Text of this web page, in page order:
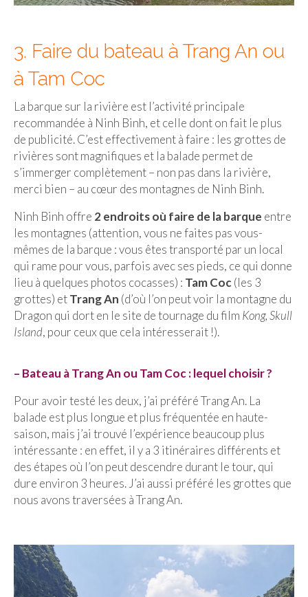
3. Faire du bateau à Trang An ou
à Tam Coc
La barque sur la rivière est l’activité principale
recommandée à Ninh Binh, et celle dont on fait le plus
de publicité. C’est effectivement à faire : les grottes de
rivières sont magnifiques et la balade permet de
s’immerger complètement – non pas dans la rivière,
merci bien – au cœur des montagnes de Ninh Binh.
Ninh Binh offre 2 endroits où faire de la barque entre
les montagnes (attention, vous ne faites pas vous-
mêmes de la barque : vous êtes transporté par un local
qui rame pour vous, parfois avec ses pieds, ce qui donne
lieu à quelques photos cocasses) : Tam Coc(les 3
grottes) etTrang An (d’où l’on peut voir la montagne du
Dragon qui dort en le site de tournage du film Kong, Skull
Island, pour ceux que cela intéresserait !).
– Bateau à Trang An ou Tam Coc : lequel choisir ?
Pour avoir testé les deux, j’ai préféré Trang An. La
balade est plus longue et plus fréquentée en haute-
saison, mais j’ai trouvé l’expérience beaucoup plus
intéressante : en effet, il y a 3 itinéraires différents et
des étapes où l’on peut descendre durant le tour, qui
dure environ 3 heures. J’ai aussi préféré les grottes que
nous avons traversées à Trang An.